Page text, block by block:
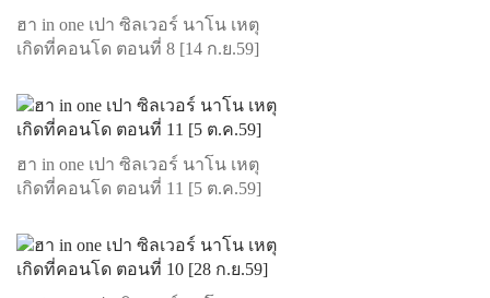
ฮา in one เปา ซิลเวอร์ นาโน เหตุ
เกิดที่คอนโด ตอนที่ 8 [14 ก.ย.59]
ฮา in one เปา ซิลเวอร์ นาโน เหตุ
เกิดที่คอนโด ตอนที่ 11 [5 ต.ค.59]